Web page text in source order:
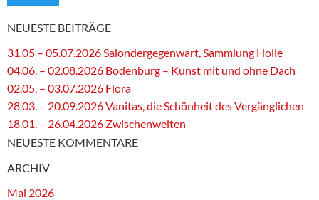
NEUESTE BEITRÄGE
31.05 – 05.07.2026 Salondergegenwart, Sammlung Holle
04.06. – 02.08.2026 Bodenburg – Kunst mit und ohne Dach
02.05. – 03.07.2026 Flora
28.03. – 20.09.2026 Vanitas, die Schönheit des Vergänglichen
18.01. – 26.04.2026 Zwischenwelten
NEUESTE KOMMENTARE
ARCHIV
Mai 2026